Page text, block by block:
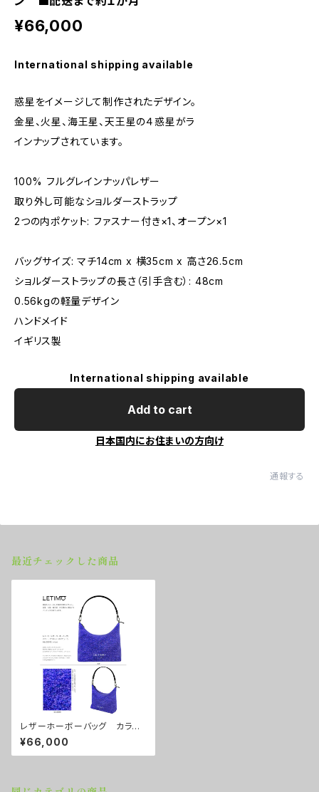
¥66,000
International shipping available
惑星をイメージして制作されたデザイン。
金星、火星、海王星、天王星の４惑星がラ
インナップされています。
100% フルグレインナッパレザー
取り外し可能なショルダーストラップ
2つの内ポケット: ファスナー付き×1、オープン×1
バッグサイズ: マチ14cm x 横35cm x 高さ26.5cm
ショルダーストラップの長さ（引手含む）: 48cm
0.56kgの軽量デザイン
ハンドメイド
イギリス製
International shipping available
Add to cart
日本国内にお住まいの方向け
通報する
最近チェックした商品
レザーホーボーバッグ カラー/
プラネットネプチューン ■配送
まで約１か月
¥66,000